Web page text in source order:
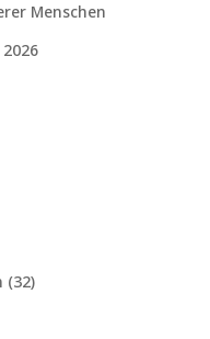
Menschen
(32)